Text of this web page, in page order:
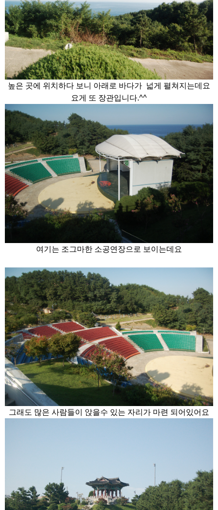
높은 곳에 위치하다 보니 아래로 바다가 넓게 펼쳐지는데요
요게 또 장관입니다.^^
여기는 조그마한 소공연장으로 보이는데요
그래도 많은 사람들이 앉을수 있는 자리가 마련 되어있어요